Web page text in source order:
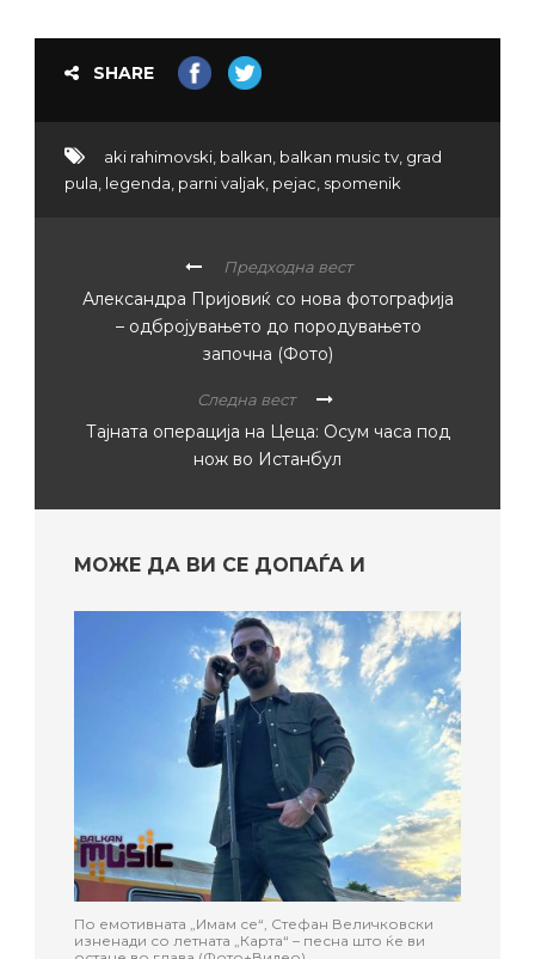
SHARE
aki rahimovski balkan balkan music tv grad
pula legenda parni valjak pejac spomenik
Предходна вест
Александра Пријовиќ со нова фотографија
– одбројувањето до породувањето
започна (Фото)
Следна вест
Тајната операција на Цеца: Осум часа под
нож во Истанбул
МОЖЕ ДА ВИ СЕ ДОПАЃА И
По емотивната „Имам се“, Стефан Величковски
изненади со летната „Карта“ – песна што ќе ви